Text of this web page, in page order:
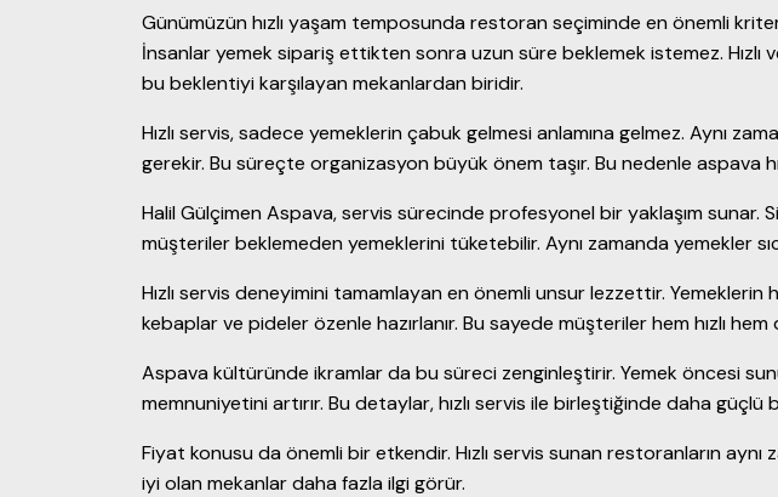
Günümüzün hızlı yaşam temposunda restoran seçiminde en önemli
İnsanlar yemek sipariş ettikten sonra uzun süre beklemek istemez.
bu beklentiyi karşılayan mekanlardan biridir.
Hızlı servis, sadece yemeklerin çabuk gelmesi anlamına gelmez. Aynı
gerekir. Bu süreçte organizasyon büyük önem taşır. Bu nedenle aspava
Halil Gülçimen Aspava, servis sürecinde profesyonel bir yaklaşım sunar.
müşteriler beklemeden yemeklerini tüketebilir. Aynı zamanda yemekler
Hızlı servis deneyimini tamamlayan en önemli unsur lezzettir. Yemeklerin
kebaplar ve pideler özenle hazırlanır. Bu sayede müşteriler hem hızlı
Aspava kültüründe ikramlar da bu süreci zenginleştirir. Yemek öncesi
memnuniyetini artırır. Bu detaylar, hızlı servis ile birleştiğinde daha
Fiyat konusu da önemli bir etkendir. Hızlı servis sunan restoranların
iyi olan mekanlar daha fazla ilgi görür.